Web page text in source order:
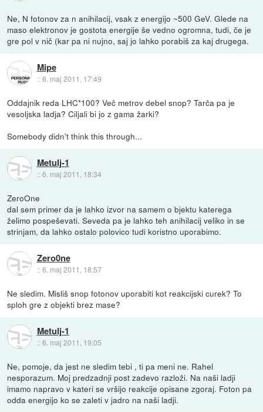
Ne, N fotonov za n anihilacij, vsak z energijo ~500 GeV. Glede na
maso elektronov je gostota energije še vedno ogromna, tudi, če je
gre pol v nič (kar pa ni nujno, saj jo lahko porabiš za kaj drugega.
Mipe
::6. maj 2011, 17:49
Oddajnik reda LHC*100? Več metrov debel snop? Tarča pa je
vesoljska ladja? Ciljali bi jo z gama žarki?
Somebody didn't think this through...
Metulj-1
::6. maj 2011, 18:34
ZeroOne
dal sem primer da je lahko izvor na samem o bjektu katerega
želimo pospeševati. Seveda pa je lahko teh anihilacij veliko in se
strinjam, da lahko ostalo polovico tudi koristno uporabimo.
Zero0ne
::6. maj 2011, 18:57
Ne sledim. Misliš snop fotonov uporabiti kot reakcijski curek? To
sploh gre z objekti brez mase?
Metulj-1
::6. maj 2011, 19:05
Ne, pomoje, da jest ne sledim tebi , ti pa meni ne. Rahel
nesporazum. Moj predzadnji post zadevo razloži. Na naši ladji
imamo napravo v kateri se vršijo reakcije opisane zgoraj. Foton pa
odda energijo ko se zaleti v jadro na naši ladji.